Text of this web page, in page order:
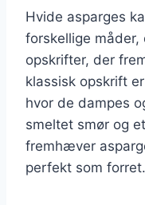
Hvide asparges
forskellige
opskrifter, der
klassisk opskrift
hvor de dampes
smeltet smør og
fremhæver
perfekt som forret.